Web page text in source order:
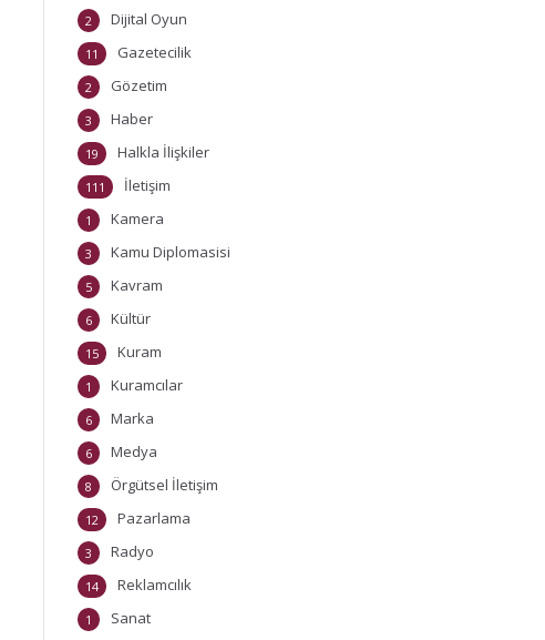
Dijital Oyun
2
Gazetecilik
11
Gözetim
2
Haber
3
Halkla İlişkiler
19
İletişim
111
Kamera
1
Kamu Diplomasisi
3
Kavram
5
Kültür
6
Kuram
15
Kuramcılar
1
Marka
6
Medya
6
Örgütsel İletişim
8
Pazarlama
12
Radyo
3
Reklamcılık
14
Sanat
1